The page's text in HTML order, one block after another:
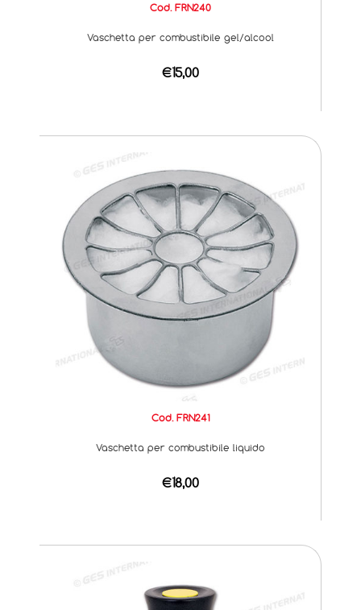
Cod. FRN240
Vaschetta per combustibile gel/alcool
€15,00
Cod. FRN241
Vaschetta per combustibile liquido
€18,00